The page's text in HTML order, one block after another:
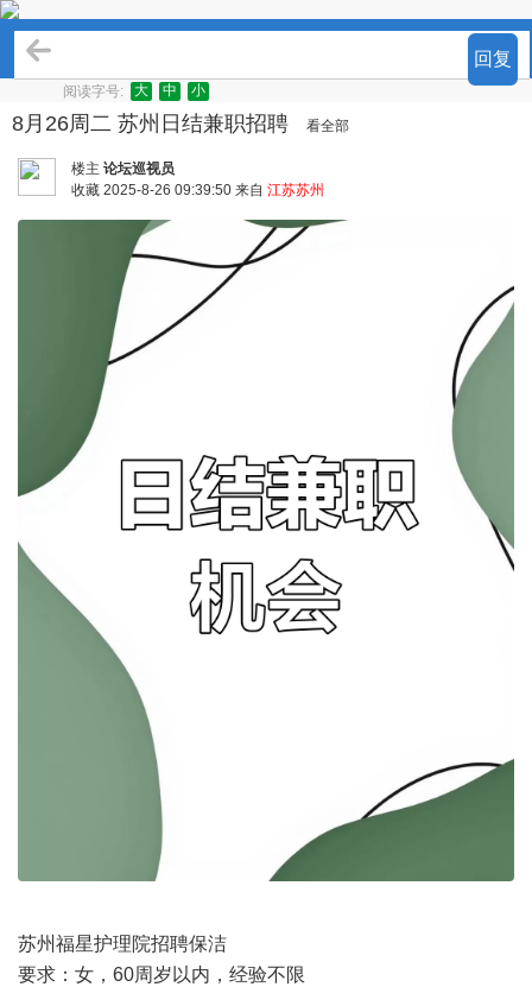
回复
阅读字号: 大 中 小
8月26周二 苏州日结兼职招聘 看全部
楼主 论坛巡视员
收藏 2025-8-26 09:39:50 来自 江苏苏州
苏州福星护理院招聘保洁
要求：女，60周岁以内，经验不限